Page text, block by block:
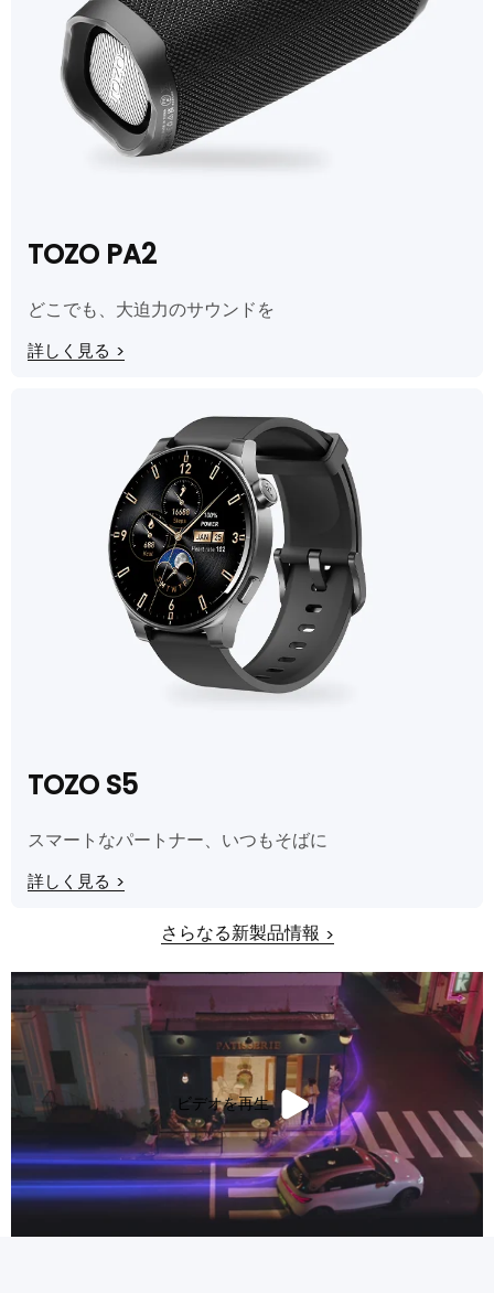
TOZO PA2
どこでも、大迫力のサウンドを
詳しく見る >
TOZO S5
スマートなパートナー、いつもそばに
詳しく見る >
さらなる新製品情報 >
ビデオを再生